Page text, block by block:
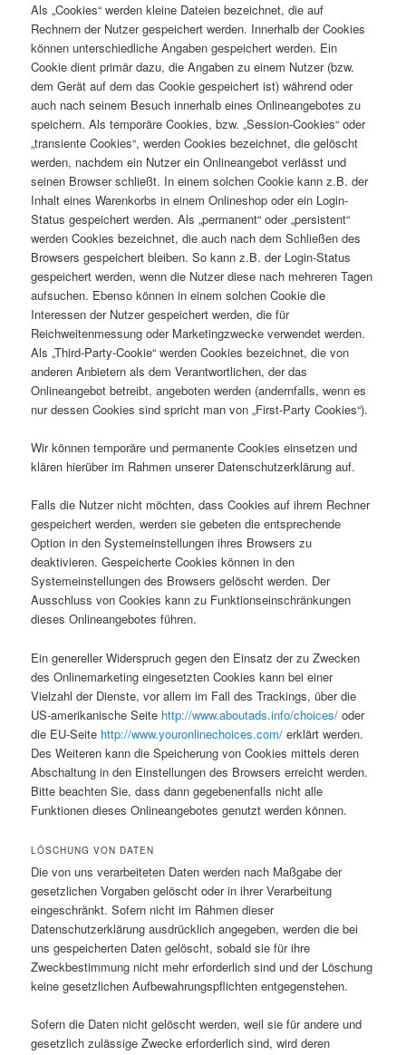
Als „Cookies“ werden kleine Dateien bezeichnet, die auf
Rechnern der Nutzer gespeichert werden. Innerhalb der Cookies
können unterschiedliche Angaben gespeichert werden. Ein
Cookie dient primär dazu, die Angaben zu einem Nutzer (bzw.
dem Gerät auf dem das Cookie gespeichert ist) während oder
auch nach seinem Besuch innerhalb eines Onlineangebotes zu
speichern. Als temporäre Cookies, bzw. „Session-Cookies“ oder
„transiente Cookies“, werden Cookies bezeichnet, die gelöscht
werden, nachdem ein Nutzer ein Onlineangebot verlässt und
seinen Browser schließt. In einem solchen Cookie kann z.B. der
Inhalt eines Warenkorbs in einem Onlineshop oder ein Login-
Status gespeichert werden. Als „permanent“ oder „persistent“
werden Cookies bezeichnet, die auch nach dem Schließen des
Browsers gespeichert bleiben. So kann z.B. der Login-Status
gespeichert werden, wenn die Nutzer diese nach mehreren Tagen
aufsuchen. Ebenso können in einem solchen Cookie die
Interessen der Nutzer gespeichert werden, die für
Reichweitenmessung oder Marketingzwecke verwendet werden.
Als „Third-Party-Cookie“ werden Cookies bezeichnet, die von
anderen Anbietern als dem Verantwortlichen, der das
Onlineangebot betreibt, angeboten werden (andernfalls, wenn es
nur dessen Cookies sind spricht man von „First-Party Cookies“).
Wir können temporäre und permanente Cookies einsetzen und
klären hierüber im Rahmen unserer Datenschutzerklärung auf.
Falls die Nutzer nicht möchten, dass Cookies auf ihrem Rechner
gespeichert werden, werden sie gebeten die entsprechende
Option in den Systemeinstellungen ihres Browsers zu
deaktivieren. Gespeicherte Cookies können in den
Systemeinstellungen des Browsers gelöscht werden. Der
Ausschluss von Cookies kann zu Funktionseinschränkungen
dieses Onlineangebotes führen.
Ein genereller Widerspruch gegen den Einsatz der zu Zwecken
des Onlinemarketing eingesetzten Cookies kann bei einer
Vielzahl der Dienste, vor allem im Fall des Trackings, über die
US-amerikanische Seite http://www.aboutads.info/choices/ oder
die EU-Seite http://www.youronlinechoices.com/ erklärt werden.
Des Weiteren kann die Speicherung von Cookies mittels deren
Abschaltung in den Einstellungen des Browsers erreicht werden.
Bitte beachten Sie, dass dann gegebenenfalls nicht alle
Funktionen dieses Onlineangebotes genutzt werden können.
LÖSCHUNG VON DATEN
Die von uns verarbeiteten Daten werden nach Maßgabe der
gesetzlichen Vorgaben gelöscht oder in ihrer Verarbeitung
eingeschränkt. Sofern nicht im Rahmen dieser
Datenschutzerklärung ausdrücklich angegeben, werden die bei
uns gespeicherten Daten gelöscht, sobald sie für ihre
Zweckbestimmung nicht mehr erforderlich sind und der Löschung
keine gesetzlichen Aufbewahrungspflichten entgegenstehen.
Sofern die Daten nicht gelöscht werden, weil sie für andere und
gesetzlich zulässige Zwecke erforderlich sind, wird deren